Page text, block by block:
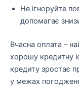
Не ігноруйте
допомагає
Вчасна оплата –
хорошу кредитну
кредиту зростає
у межах